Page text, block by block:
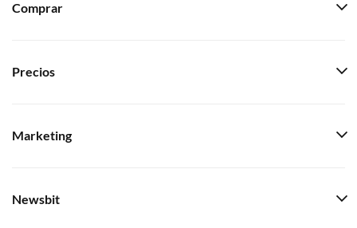
Comprar
Precios
Marketing
Newsbit